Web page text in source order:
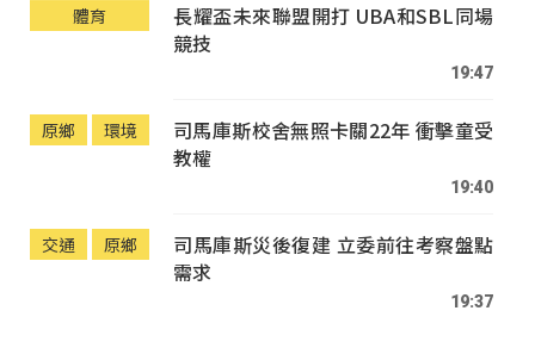
體育
長耀盃未來聯盟開打 UBA和SBL同場
競技
19:47
原鄉 環境
司馬庫斯校舍無照卡關22年 衝擊童受
教權
19:40
交通 原鄉
司馬庫斯災後復建 立委前往考察盤點
需求
19:37